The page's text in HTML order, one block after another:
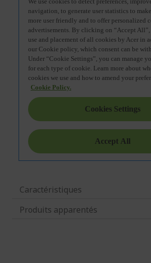
Caractéristiques
Produits apparentés